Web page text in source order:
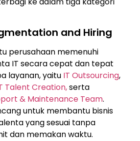
and Hiring
perusahaan memenuhi
IT secara cepat dan tepat
layanan, yaitu IT Outsourcing,
Talent Creation,serta
& Maintenance Team.
untuk membantu bisnis
yang sesuai tanpa
dan memakan waktu.